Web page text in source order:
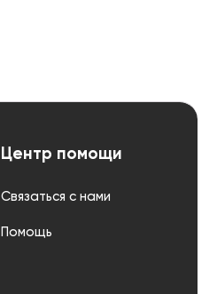
Центр помощи
Связаться с нами
Помощь